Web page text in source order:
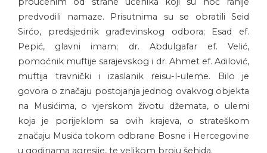
predvodili namaze. Prisutnima su se obratili Seid
Sirćo, predsjednik građevinskog odbora; Esad ef.
Pepić, glavni imam; dr. Abdulgafar ef. Velić,
pomoćnik muftije sarajevskog i dr. Ahmet ef. Adilović,
muftija travnički i izaslanik reisu-l-uleme. Bilo je
govora o značaju postojanja jednog ovakvog objekta
na Musićima, o vjerskom životu džemata, o ulemi
koja je porijeklom sa ovih krajeva, o strateškom
značaju Musića tokom odbrane Bosne i Hercegovine
u godinama agresije, te velikom broju šehida.